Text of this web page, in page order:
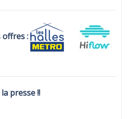
offres :
presse !!